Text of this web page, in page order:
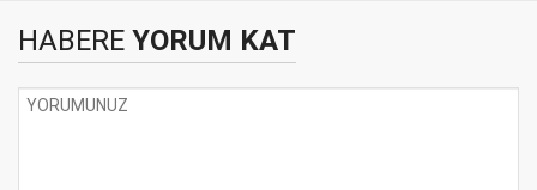
HABERE YORUM KAT